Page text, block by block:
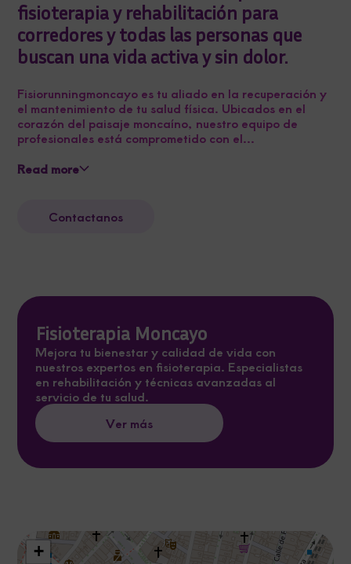
fisioterapia y rehabilitación para
corredores y todas las personas que
buscan una vida activa y sin dolor.
Fisiorunningmoncayo es tu aliado en la recuperación y
el mantenimiento de tu salud física. Ubicados en el
corazón del paisaje moncaíno, nuestro equipo de
profesionales está comprometido con el...
Read more
Contactanos
Fisioterapia Moncayo
Mejora tu bienestar y calidad de vida con
nuestros expertos en fisioterapia. Especialistas
en rehabilitación y técnicas avanzadas al
servicio de tu salud.
Ver más
+